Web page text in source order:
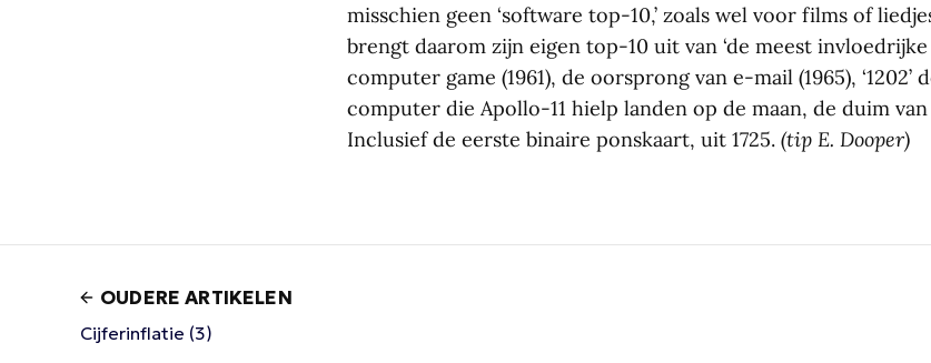
misschien geen ‘software top-10,’ zoals wel voor films of
brengt daarom zijn eigen top-10 uit van ‘de meest invloedrijke
computer game (1961), de oorsprong van e-mail (1965), ‘1202’
computer die Apollo-11 hielp landen op de maan, de duim
Inclusief de eerste binaire ponskaart, uit 1725. (tip E. Dooper)
OUDERE ARTIKELEN
Cijferinflatie (3)